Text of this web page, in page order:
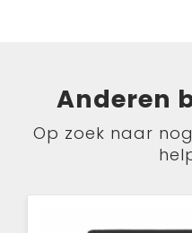
Anderen
Op zoek naar